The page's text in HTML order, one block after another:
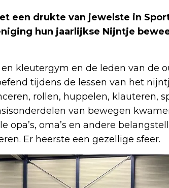
een drukte van jewelste in
hun jaarlijkse Nijntje
kleutergym en de leden van de
tijdens de lessen van het
rollen, huppelen, klauteren,
van bewegen
opa’s, oma’s en andere
Er heerste een gezellige sfeer.